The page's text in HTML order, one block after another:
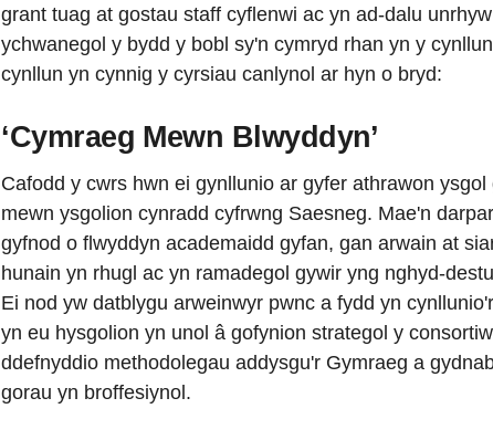
grant tuag at gostau staff cyflenwi ac yn ad-dalu
ychwanegol y bydd y bobl sy'n cymryd rhan yn y
cynllun yn cynnig y cyrsiau canlynol ar hyn o bryd:
‘Cymraeg Mewn Blwyddyn’
Cafodd y cwrs hwn ei gynllunio ar gyfer athrawon
mewn ysgolion cynradd cyfrwng Saesneg. Mae'n
gyfnod o flwyddyn academaidd gyfan, gan arwain at
hunain yn rhugl ac yn ramadegol gywir yng nghyd-
Ei nod yw datblygu arweinwyr pwnc a fydd yn
yn eu hysgolion yn unol â gofynion strategol y
ddefnyddio methodolegau addysgu'r Gymraeg a
gorau yn broffesiynol.